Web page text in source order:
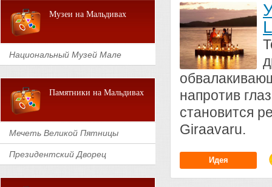
Музеи на Мальдивах
Национальный Музей Мале
Памятники на Мальдивах
Мечеть Великой Пятницы
Президентский Дворец
напротив
становится
Giraavaru.
Идея